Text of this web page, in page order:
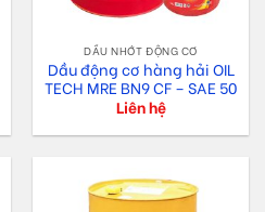
DẦU NHỚT ĐỘNG CƠ
Dầu động cơ hàng hải OIL
TECH MRE BN9 CF – SAE 50
Liên hệ